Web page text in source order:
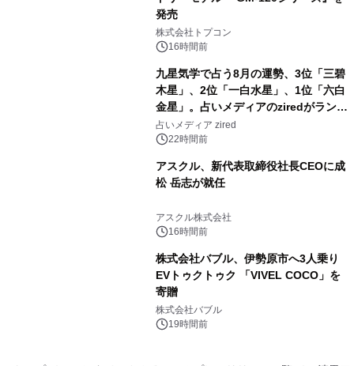
発売
株式会社トプコン
16時間前
九星気学で占う8月の運勢、3位「三碧
木星」、2位「一白水星」、1位「六白
金星」。占いメディアのziredがランキ
ングを発表
占いメディア zired
22時間前
アスクル、新代表取締役社長CEOに成
松 岳志が就任
アスクル株式会社
16時間前
株式会社バブル、伊勢原市へ3人乗り
EVトゥクトゥク 「VIVEL COCO」を
寄贈
株式会社バブル
19時間前